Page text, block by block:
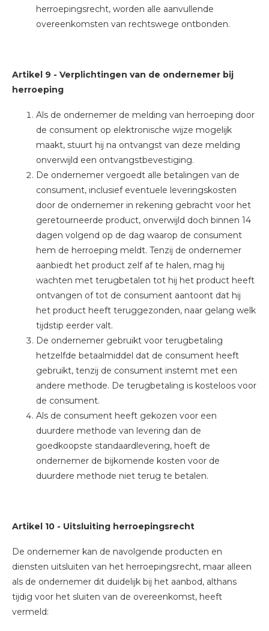
herroepingsrecht, worden alle aanvullende
overeenkomsten van rechtswege ontbonden.
Artikel 9 - Verplichtingen van de ondernemer bij
herroeping
Als de ondernemer de melding van herroeping door
de consument op elektronische wijze mogelijk
maakt, stuurt hij na ontvangst van deze melding
onverwijld een ontvangstbevestiging.
De ondernemer vergoedt alle betalingen van de
consument, inclusief eventuele leveringskosten
door de ondernemer in rekening gebracht voor het
geretourneerde product, onverwijld doch binnen 14
dagen volgend op de dag waarop de consument
hem de herroeping meldt. Tenzij de ondernemer
aanbiedt het product zelf af te halen, mag hij
wachten met terugbetalen tot hij het product heeft
ontvangen of tot de consument aantoont dat hij
het product heeft teruggezonden, naar gelang welk
tijdstip eerder valt.
De ondernemer gebruikt voor terugbetaling
hetzelfde betaalmiddel dat de consument heeft
gebruikt, tenzij de consument instemt met een
andere methode. De terugbetaling is kosteloos voor
de consument.
Als de consument heeft gekozen voor een
duurdere methode van levering dan de
goedkoopste standaardlevering, hoeft de
ondernemer de bijkomende kosten voor de
duurdere methode niet terug te betalen.
Artikel 10 - Uitsluiting herroepingsrecht
De ondernemer kan de navolgende producten en
diensten uitsluiten van het herroepingsrecht, maar alleen
als de ondernemer dit duidelijk bij het aanbod, althans
tijdig voor het sluiten van de overeenkomst, heeft
vermeld: